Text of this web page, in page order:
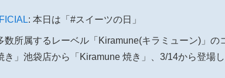
: 本日は「#スイーツの日」
数所属するレーベル「Kiramune(キラミューン)」の
き」池袋店から「Kiramune 焼き」、3/14から登場